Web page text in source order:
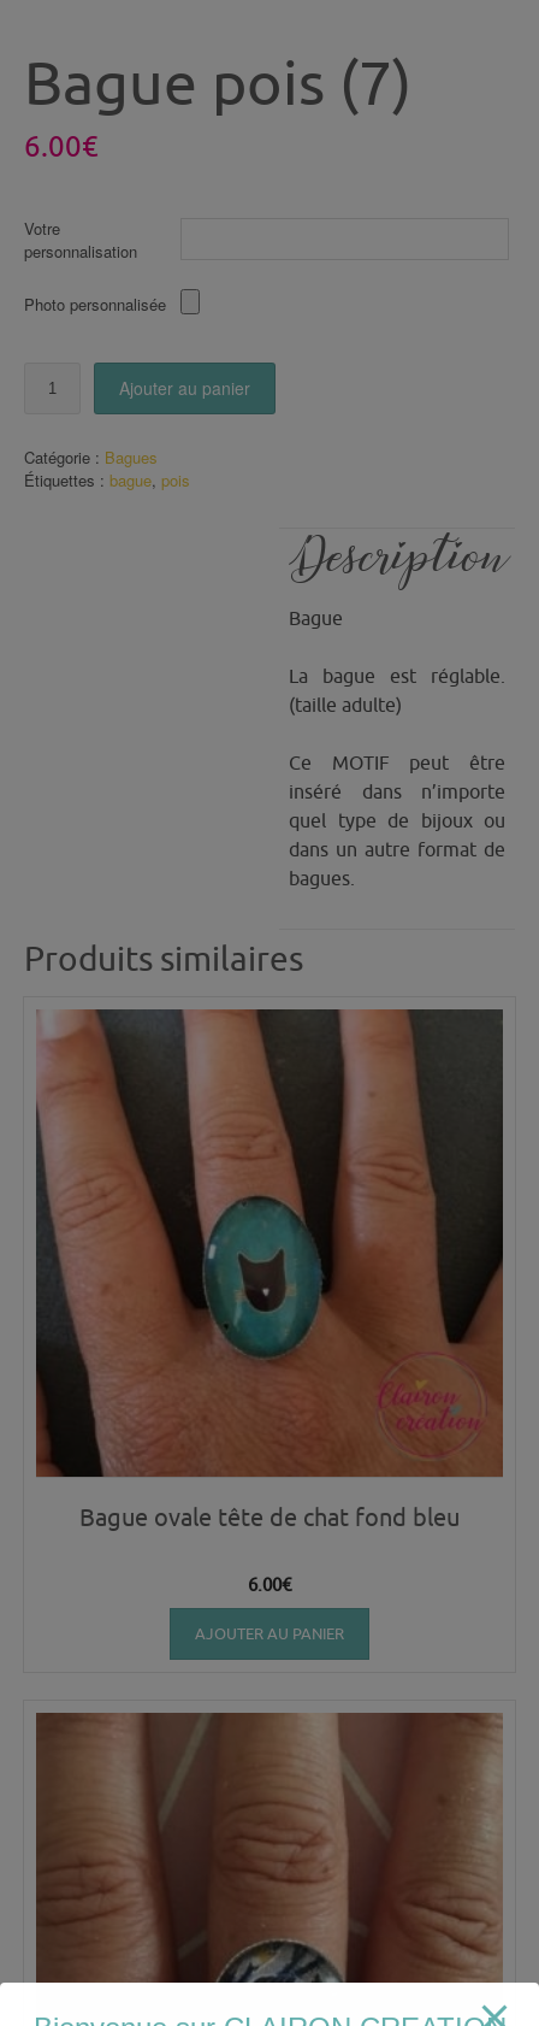
Bague pois (7)
6.00€
Votre
personnalisation
Photo personnalisée
(7)
Ajouter au panier
Catégorie : Bagues
Étiquettes : bague, pois
Description
Bague
La bague est réglable.
(taille adulte)
Ce MOTIF peut être
inséré dans n’importe
quel type de bijoux ou
dans un autre format de
bagues.
Produits similaires
Bague ovale tête de chat fond bleu
6.00€
AJOUTER AU PANIER